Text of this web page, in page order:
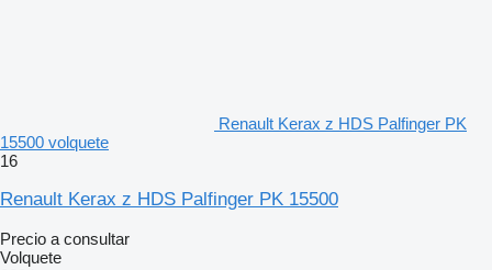
Renault Kerax z HDS Palfinger PK
15500 volquete
16
Renault Kerax z HDS Palfinger PK 15500
Precio a consultar
Volquete